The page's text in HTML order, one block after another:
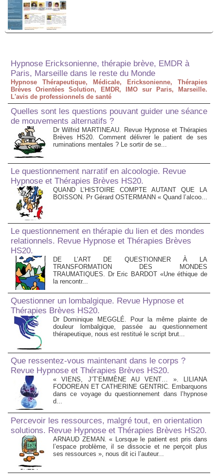
Hypnose Ericksonienne, thérapie brève, EMDR à
Paris, Marseille dans le reste du Monde
Hypnose Thérapeutique, Médicale, Ericksonienne, Thérapies
Brèves Orientées Solution, EMDR, IMO sur Paris, Marseille.
L'avis de professionnels de santé
Quelles sont les questions pouvant guider une séance
de mouvements alternatifs ?
Dr Wilfrid MARTINEAU. Revue Hypnose et Thérapies
Brèves HS20. Comment délivrer le patient de ses
ruminations mentales ? Le sortir de se...
Le questionnement narratif en alcoologie. Revue
Hypnose et Thérapies Brèves HS20.
QUAND L’HISTOIRE COMPTE AUTANT QUE LA
BOISSON. Pr Gérard OSTERMANN « Quand l’alcoo...
Le questionnement en thérapie du lien et des mondes
relationnels. Revue Hypnose et Thérapies Brèves
HS20.
DE L’ART DE QUESTIONNER À LA
TRANSFORMATION DES MONDES
TRAUMATIQUES. Dr Eric BARDOT «Une éthique de
la rencontr...
Questionner un lombalgique. Revue Hypnose et
Thérapies Brèves HS20.
Dr Dominique MEGGLÉ. Pour la même plainte de
douleur lombalgique, passée au questionnement
thérapeutique, nous est restitué le script brut...
Que ressentez-vous maintenant dans le corps ?
Revue Hypnose et Thérapies Brèves HS20.
« VIENS, J’T’EMMÈNE AU VENT… ». LILIANA
FODOREAN ET CATHERINE GENTRIC. Embarquons
dans ce voyage du questionnement dans l’hypnose
d...
Percevoir les ressources, malgré tout, en orientation
solutions. Revue Hypnose et Thérapies Brèves HS20.
ARNAUD ZEMAN. « Lorsque le patient est pris dans
l’espace problème, il se dissocie et ne perçoit plus
ses ressources », nous dit ici l’auteur...